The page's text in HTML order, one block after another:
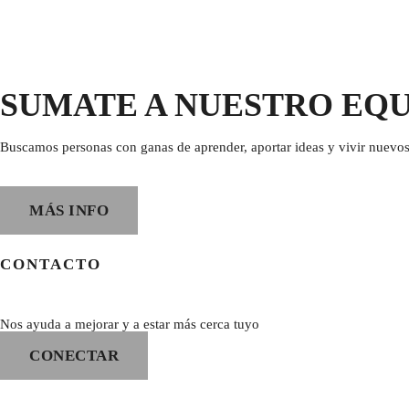
SUMATE A NUESTRO
Buscamos personas con ganas de aprender, aportar ideas y vivir
MÁS INFO
CONTACTO
Nos ayuda a mejorar y a estar más cerca tuyo
CONECTAR